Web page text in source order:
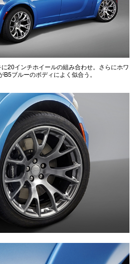
20インチホイールの組み合わせ。さらにホワ
ブルーのボディによく似合う。